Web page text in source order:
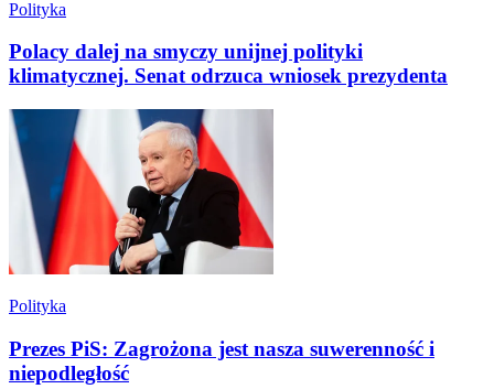
Polityka
Polacy dalej na smyczy unijnej polityki
klimatycznej. Senat odrzuca wniosek prezydenta
Polityka
Prezes PiS: Zagrożona jest nasza suwerenność i
niepodległość